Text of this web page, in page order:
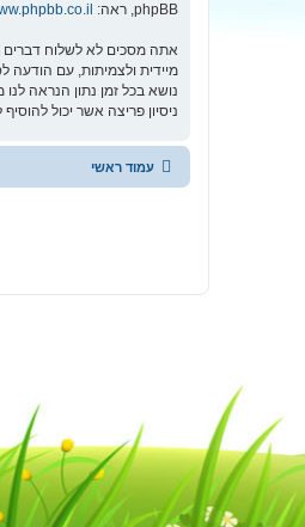
phpBB, ראה:
אתה מסכים לא לשלוח דברים
ניסיון פריצה אשר יכול
עמוד ראשי